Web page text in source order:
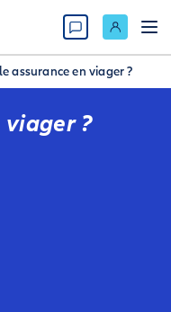
assurance en viager ?
viager ?